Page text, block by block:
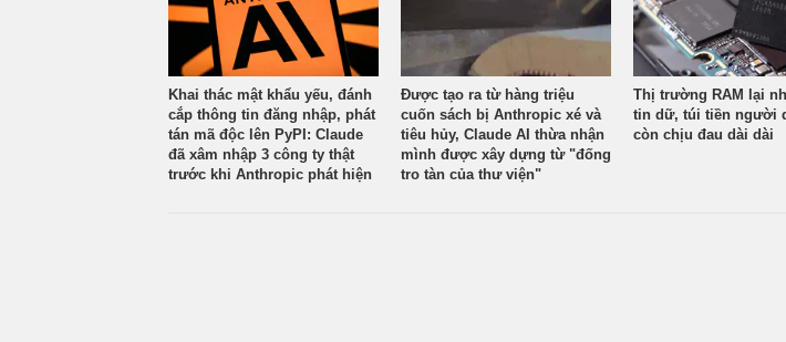
Khai thác mật khẩu yếu, đánh
cắp thông tin đăng nhập, phát
tán mã độc lên PyPI: Claude
đã xâm nhập 3 công ty thật
trước khi Anthropic phát hiện
Được tạo ra từ hàng triệu
cuốn sách bị Anthropic xé và
tiêu hủy, Claude AI thừa nhận
mình được xây dựng từ "đống
tro tàn của thư viện"
Thị trường RAM lại
tin dữ, túi tiền người
còn chịu đau dài dài